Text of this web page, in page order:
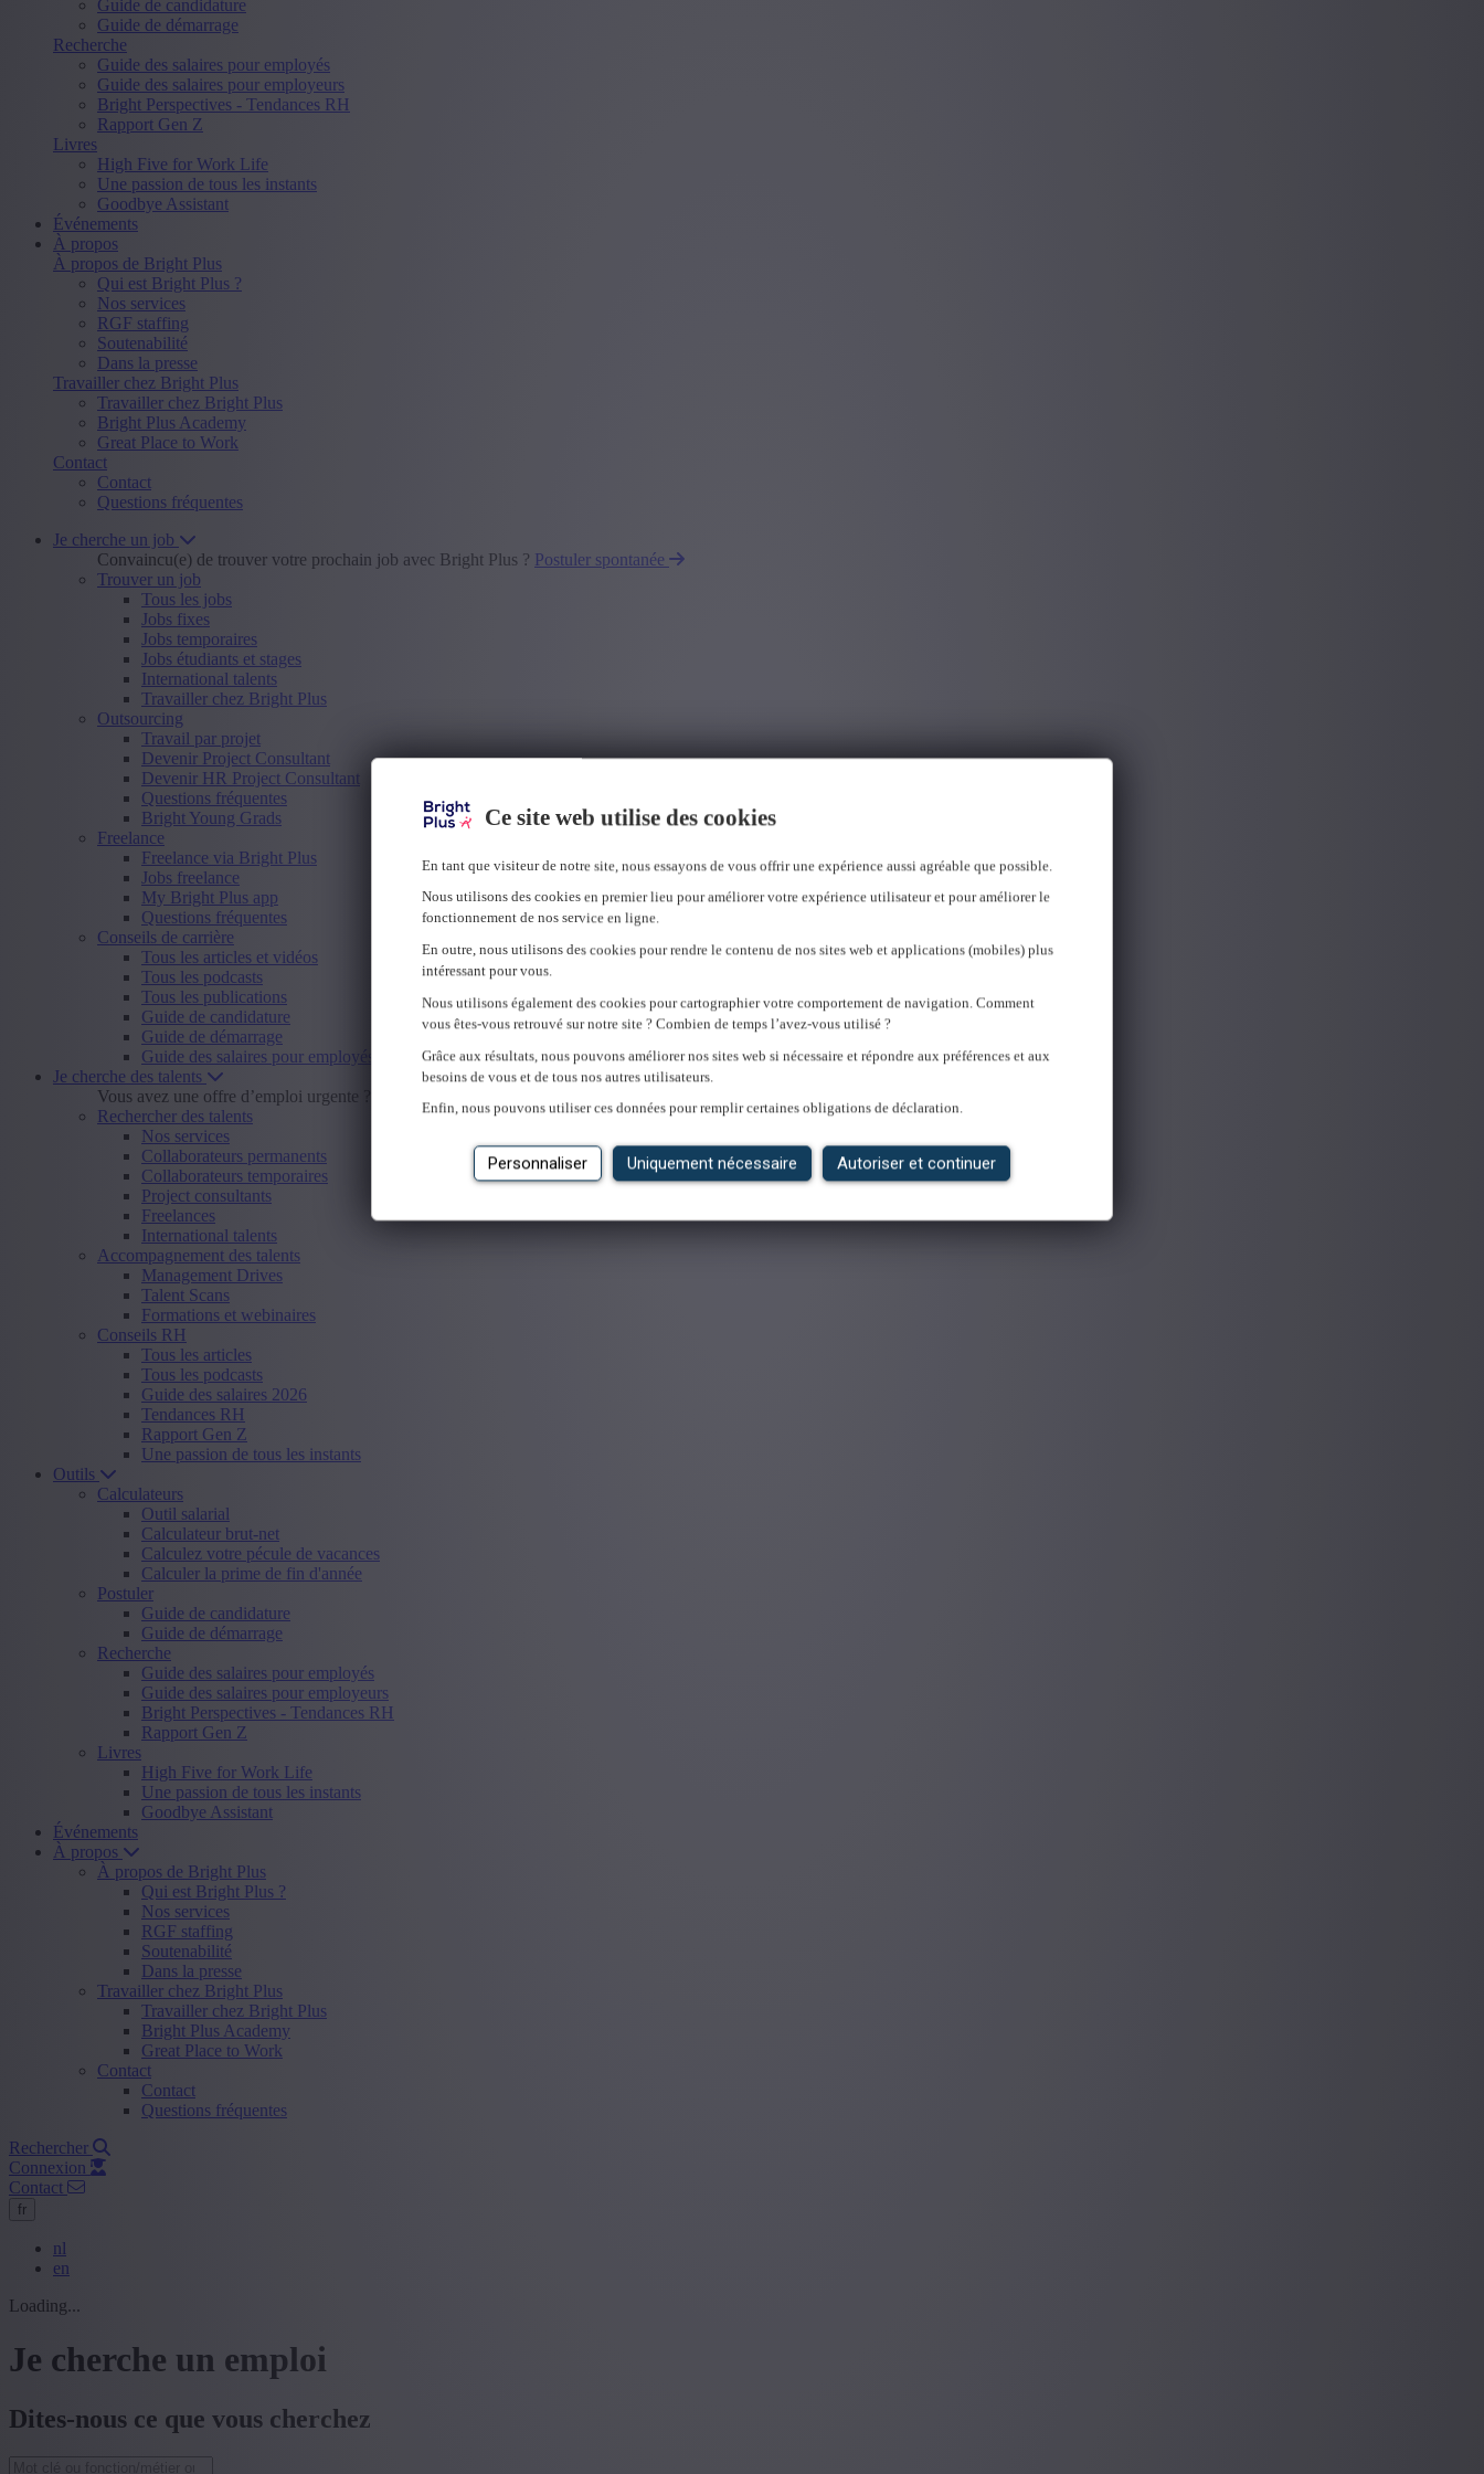
Ce site web utilise des cookies
En tant que visiteur de notre site, nous essayons de vous offrir une expérience aussi agréable que possible.
Nous utilisons des cookies en premier lieu pour améliorer votre expérience utilisateur et pour améliorer le
fonctionnement de nos service en ligne.
En outre, nous utilisons des cookies pour rendre le contenu de nos sites web et applications (mobiles) plus
intéressant pour vous.
Nous utilisons également des cookies pour cartographier votre comportement de navigation. Comment
vous êtes-vous retrouvé sur notre site ? Combien de temps l’avez-vous utilisé ?
Grâce aux résultats, nous pouvons améliorer nos sites web si nécessaire et répondre aux préférences et aux
besoins de vous et de tous nos autres utilisateurs.
Enfin, nous pouvons utiliser ces données pour remplir certaines obligations de déclaration.
Personnaliser Uniquement nécessaire Autoriser et continuer
Guide de candidature
Guide de démarrage
Recherche
Guide des salaires pour employés
Guide des salaires pour employeurs
Bright Perspectives - Tendances RH
Rapport Gen Z
Livres
High Five for Work Life
Une passion de tous les instants
Goodbye Assistant
Événements
À propos
À propos de Bright Plus
Qui est Bright Plus ?
Nos services
RGF staffing
Soutenabilité
Dans la presse
Travailler chez Bright Plus
Travailler chez Bright Plus
Bright Plus Academy
Great Place to Work
Contact
Contact
Questions fréquentes
Je cherche un job
Convaincu(e) de trouver votre prochain job avec Bright Plus ? Postuler spontanée
Trouver un job
Tous les jobs
Jobs fixes
Jobs temporaires
Jobs étudiants et stages
International talents
Travailler chez Bright Plus
Outsourcing
Travail par projet
Devenir Project Consultant
Devenir HR Project Consultant
Questions fréquentes
Bright Young Grads
Freelance
Freelance via Bright Plus
Jobs freelance
My Bright Plus app
Questions fréquentes
Conseils de carrière
Tous les articles et vidéos
Tous les podcasts
Tous les publications
Guide de candidature
Guide de démarrage
Guide des salaires pour employés
Je cherche des talents
Vous avez une offre d’emploi urgente ?
Rechercher des talents
Nos services
Collaborateurs permanents
Collaborateurs temporaires
Project consultants
Freelances
International talents
Accompagnement des talents
Management Drives
Talent Scans
Formations et webinaires
Conseils RH
Tous les articles
Tous les podcasts
Guide des salaires 2026
Tendances RH
Rapport Gen Z
Une passion de tous les instants
Outils
Calculateurs
Outil salarial
Calculateur brut-net
Calculez votre pécule de vacances
Calculer la prime de fin d'année
Postuler
Guide de candidature
Guide de démarrage
Recherche
Guide des salaires pour employés
Guide des salaires pour employeurs
Bright Perspectives - Tendances RH
Rapport Gen Z
Livres
High Five for Work Life
Une passion de tous les instants
Goodbye Assistant
Événements
À propos
À propos de Bright Plus
Qui est Bright Plus ?
Nos services
RGF staffing
Soutenabilité
Dans la presse
Travailler chez Bright Plus
Travailler chez Bright Plus
Bright Plus Academy
Great Place to Work
Contact
Contact
Questions fréquentes
Rechercher
Connexion
Contact
fr
nl
en
Loading...
Je cherche un emploi
Dites-nous ce que vous cherchez